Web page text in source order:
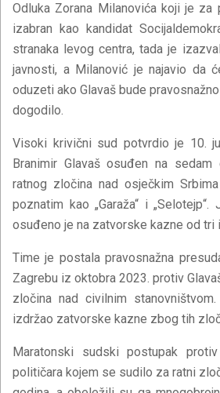
Odluka Zorana Milanovića koji je za
izabran kao kandidat
stranaka levog centra, tada je
javnosti, a Milanović je najavio da
oduzeti ako Glavaš bude
dogodilo.
Visoki krivični sud potvrdio je 10.
Branimir Glavaš osuđen na
ratnog zločina nad osječkim
poznatim kao „Garaža“ i
osuđeno je na zatvorske kazne od tri
Time je postala pravosnažna
Zagrebu iz oktobra 2023. protiv
zločina nad civilnim
izdržao zatvorske kazne zbog tih
Maratonski sudski postupak
političara kojem se sudilo za ratni